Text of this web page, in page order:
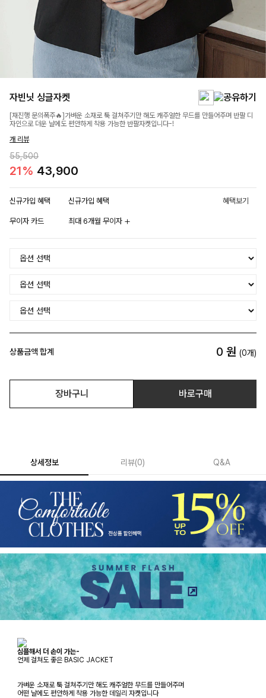
자빈닛 싱글자켓
[재진행 문의폭주🔥]가벼운 소재로 툭 걸쳐주기만 해도 캐주얼한 무드를 만들어주며 반팔 디
자인으로 더운 날에도 편안하게 착용 가능한 반팔자켓입니다-!
개 리뷰
55,500
21% 43,900
신규가입 혜택 신규가입 혜택 혜택보기
무이자 카드 최대 6개월 무이자
상품금액 합계 0 원 (0개)
장바구니 바로구매
상세정보 리뷰(0) Q&A
심플해서 더 손이 가는-
언제 걸쳐도 좋은 BASIC JACKET
가벼운 소재로 툭 걸쳐주기만 해도 캐주얼한 무드를 만들어주며
어떤 날에도 편안하게 착용 가능한 데일리 자켓입니다